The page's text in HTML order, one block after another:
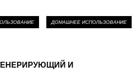
ДОМАШНЕЕ ИСПОЛЬЗОВАНИЕ
И